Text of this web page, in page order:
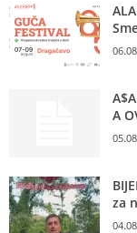
A
za